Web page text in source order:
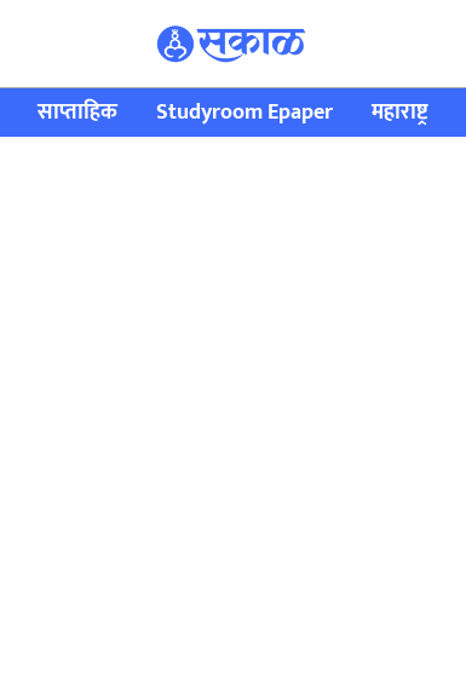
साप्ताहिक Studyroom Epaper महाराष्ट्र